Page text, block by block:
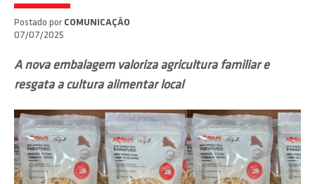
Postado por COMUNICAÇÃO
07/07/2025
A nova embalagem valoriza agricultura familiar e
resgata a cultura alimentar local